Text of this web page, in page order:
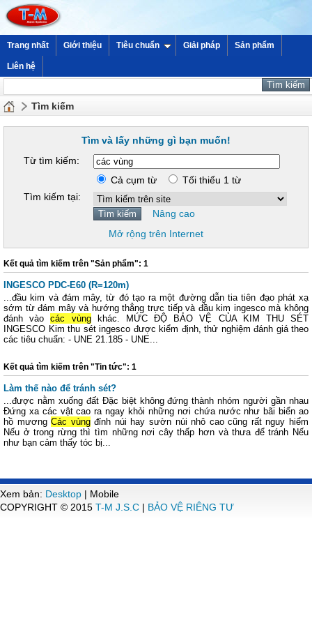
Trang nhất Giới thiệu Tiêu chuẩn Giải pháp Sản phẩm
Liên hệ
Tìm kiếm
Tìm và lấy những gì bạn muốn!
Từ tìm kiếm:
Cả cụm từ
Tối thiểu 1 từ
Tìm kiếm tại:
Nâng cao
Mở rộng trên Internet
Kết quả tìm kiếm trên "Sản phẩm": 1
INGESCO PDC-E60 (R=120m)
...đầu kim và đám mây, từ đó tạo ra một đường dẫn tia tiên đạo phát xạ
sớm từ đám mây và hướng thẳng trực tiếp và đầu kim ingesco mà không
đánh vàocác vùngkhác. MỨC ĐỘ BẢO VỆ CỦA KIM THU SÉT
INGESCO Kim thu sét ingesco được kiểm định, thử nghiệm đánh giá theo
các tiêu chuẩn: - UNE 21.185 - UNE...
Kết quả tìm kiếm trên "Tin tức": 1
Làm thế nào để tránh sét?
...được nằm xuống đất Đặc biệt không đứng thành nhóm người gần nhau
Đứng xa các vật cao ra ngay khỏi những nơi chứa nước như bãi biển ao
hồ mươngCác vùngđỉnh núi hay sườn núi nhô cao cũng rất nguy hiểm
Nếu ở trong rừng thì tìm những nơi cây thấp hơn và thưa để tránh Nếu
như bạn cảm thấy tóc bị...
Xem bản: Desktop | Mobile
COPYRIGHT © 2015 T-M J.S.C | BẢO VỆ RIÊNG TƯ